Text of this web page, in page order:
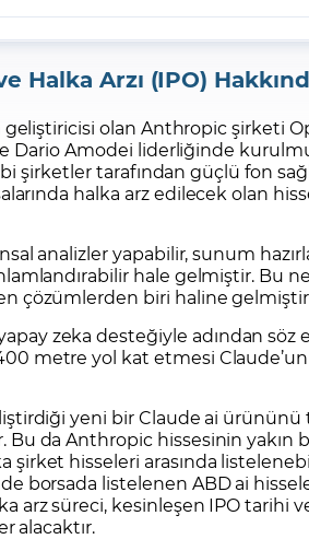
Halka Arzı (IPO)
olan Anthropic şirketi
Dario Amodei liderliğinde
şirketler tarafından güçlü fon
halka arz edilecek olan
analizler yapabilir, sunum
hale gelmiştir. Bu
çözümlerden biri haline
zeka desteğiyle adından
400 metre yol kat etmesi
yeni bir Claude ai ürününü
Bu da Anthropic hissesinin yakın
şirket hisseleri arasında
borsada listelenen ABD ai
arz süreci, kesinleşen IPO tarihi
alacaktır.